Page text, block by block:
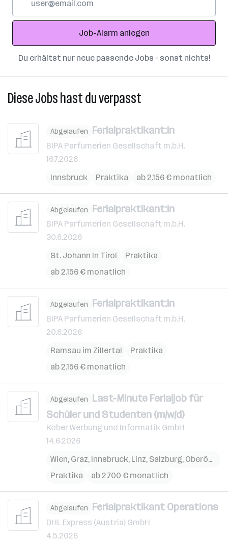
Adresse
Job-Alarm anlegen
Du erhältst nur neue passende Jobs – sonst nichts!
Diese Jobs hast du verpasst
Abgelaufen Ferialpraktikant:in
BIPA Parfumerien Gesellschaft m.b.H.
16.7.2026
Innsbruck
Praktika ab 2.156 € monatlich
Abgelaufen Ferialpraktikant:in
BIPA Parfumerien Gesellschaft m.b.H.
30.6.2026
St. Johann In Tirol
Praktika
ab 2.156 € monatlich
Abgelaufen Ferialpraktikant:in
BIPA Parfumerien Gesellschaft m.b.H.
20.6.2026
Ramsau im Zillertal
Praktika
ab 2.156 € monatlich
Abgelaufen Last-Minute Ferialjob für
Schüler und Studenten (m/w/d)
Kober Werbung und Informatik GmbH
14.6.2026
Wien, Graz, Innsbruck, Linz, Salzburg, Oberösterreich
Praktika
ab 2.700 € monatlich
Abgelaufen Ferialpraktikant Operations
DHL Express (Austria) GmbH
4.5.2026